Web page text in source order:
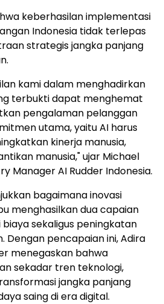
keberhasilan implementasi
Indonesia tidak terlepas
strategis jangka panjang
kami dalam menghadirkan
terbukti dapat menghemat
pengalaman pelanggan
utama, yaitu AI harus
kinerja manusia,
manusia," ujar Michael
Manager AI Rudder Indonesia.
bagaimana inovasi
menghasilkan dua capaian
sekaligus peningkatan
Dengan pencapaian ini, Adira
menegaskan bahwa
sekadar tren teknologi,
jangka panjang
saing di era digital.